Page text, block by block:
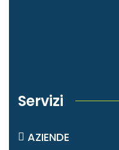
Servizi
AZIENDE